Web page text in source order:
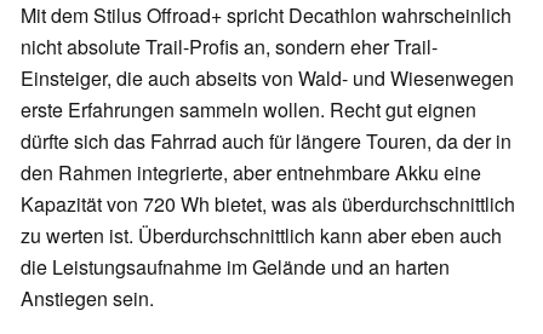
Mit dem Stilus Offroad+ spricht Decathlon wahrscheinlich
nicht absolute Trail-Profis an, sondern eher Trail-
Einsteiger, die auch abseits von Wald- und Wiesenwegen
erste Erfahrungen sammeln wollen. Recht gut eignen
dürfte sich das Fahrrad auch für längere Touren, da der in
den Rahmen integrierte, aber entnehmbare Akku eine
Kapazität von 720 Wh bietet, was als überdurchschnittlich
zu werten ist. Überdurchschnittlich kann aber eben auch
die Leistungsaufnahme im Gelände und an harten
Anstiegen sein.